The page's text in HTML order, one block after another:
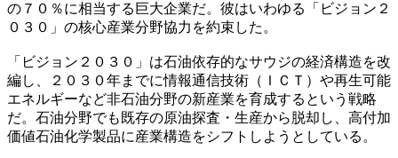
の７０％に相当する巨大企業だ。彼はいわゆる「ビジョン２
０３０」の核心産業分野協力を約束した。
「ビジョン２０３０」は石油依存的なサウジの経済構造を改
編し、２０３０年までに情報通信技術（ＩＣＴ）や再生可能
エネルギーなど非石油分野の新産業を育成するという戦略
だ。石油分野でも既存の原油探査・生産から脱却し、高付加
価値石油化学製品に産業構造をシフトしようとしている。